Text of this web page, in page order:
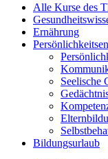
Alle Kurse des
Ernährung
Seelische
Bildungsurlaub